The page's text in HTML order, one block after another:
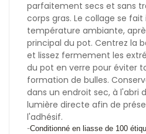
parfaitement secs et sans
corps gras. Le collage se
température ambiante,
principal du pot. Centrez la
et lissez fermement les
du pot en verre pour éviter
formation de bulles.
dans un endroit sec, à l'abri
lumière directe afin de
l'adhésif.
-Conditionné en liasse de 100